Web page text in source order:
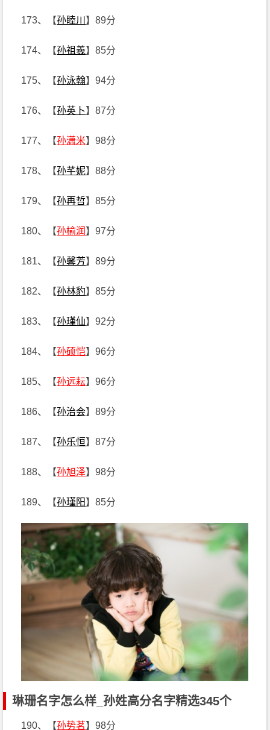
173、【孙睦川 】89分
174、【孙祖羲】85分
175、【孙泳翰】94分
176、【孙英卜】87分
177、【孙潇米】98分
178、【孙芊妮】88分
179、【孙再哲】85分
180、【孙榆润 】97分
181、【孙馨芳】89分
182、【孙林豹】85分
183、【孙瑾仙】92分
184、【孙硕恺】96分
185、【孙远耘】96分
186、【孙治会】89分
187、【孙乐恒】87分
188、【孙旭泽】98分
189、【孙瑾阳】85分
琳珊名字怎么样_孙姓高分名字精选345个
190、【孙势茗】98分